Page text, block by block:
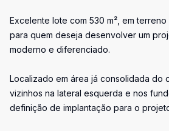
Excelente lote com 530 m², em
para quem deseja desenvolver um
moderno e diferenciado.
Localizado em área já consolidada do
vizinhos na lateral esquerda e nos
definição de implantação para o